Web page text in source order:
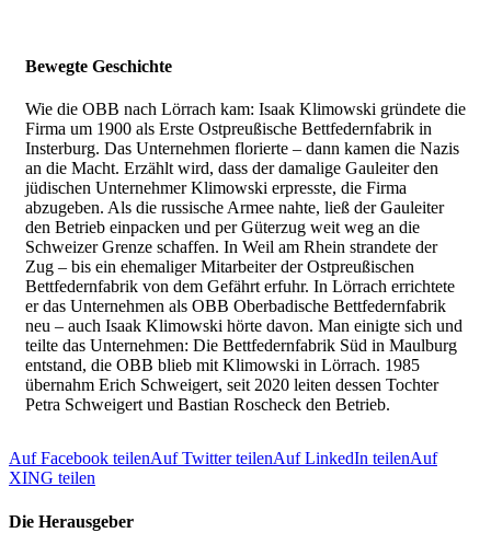
Bewegte Geschichte
Wie die OBB nach Lörrach kam: Isaak Klimowski gründete die
Firma um 1900 als Erste Ostpreußische Bettfedernfabrik in
Insterburg. Das Unternehmen florierte – dann kamen die Nazis
an die Macht. Erzählt wird, dass der damalige Gauleiter den
jüdischen Unternehmer Klimowski erpresste, die Firma
abzugeben. Als die russische Armee nahte, ließ der Gauleiter
den Betrieb einpacken und per Güterzug weit weg an die
Schweizer Grenze schaffen. In Weil am Rhein strandete der
Zug – bis ein ehemaliger Mitarbeiter der Ostpreußischen
Bettfedernfabrik von dem Gefährt erfuhr. In Lörrach errichtete
er das Unternehmen als OBB Oberbadische Bettfedernfabrik
neu – auch Isaak Klimowski hörte davon. Man einigte sich und
teilte das Unternehmen: Die Bettfedernfabrik Süd in Maulburg
entstand, die OBB blieb mit Klimowski in Lörrach. 1985
übernahm Erich Schweigert, seit 2020 leiten dessen Tochter
Petra Schweigert und Bastian Roscheck den Betrieb.
Auf Facebook teilenAuf Twitter teilenAuf LinkedIn teilenAuf
XING teilen
Die Herausgeber